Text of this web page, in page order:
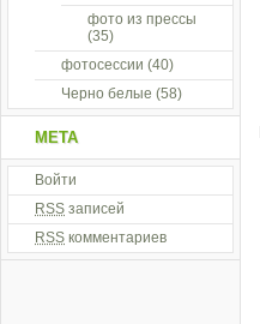
фото из прессы
(35)
фотосессии (40)
Черно белые (58)
МЕТА
Войти
RSS записей
RSS комментариев